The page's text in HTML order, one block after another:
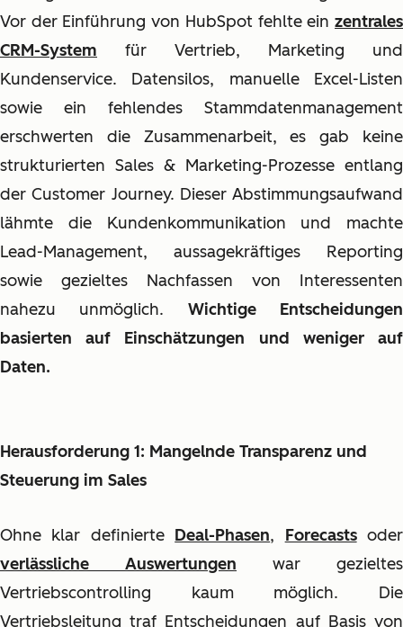
Vor der Einführung von HubSpot fehlte ein zentrales
CRM-System für Vertrieb, Marketing und
Kundenservice. Datensilos, manuelle Excel-Listen
sowie ein fehlendes Stammdatenmanagement
erschwerten die Zusammenarbeit, es gab keine
strukturierten Sales & Marketing-Prozesse entlang
der Customer Journey. Dieser Abstimmungsaufwand
lähmte die Kundenkommunikation und machte
Lead-Management, aussagekräftiges Reporting
sowie gezieltes Nachfassen von Interessenten
nahezu unmöglich. Wichtige Entscheidungen
basierten auf Einschätzungen und weniger auf
Daten.
Herausforderung 1: Mangelnde Transparenz und
Steuerung im Sales
Ohne klar definierte Deal-Phasen, Forecastsoder
verlässliche Auswertungen war gezieltes
Vertriebscontrolling kaum möglich. Die
Vertriebsleitung traf Entscheidungen auf Basis von